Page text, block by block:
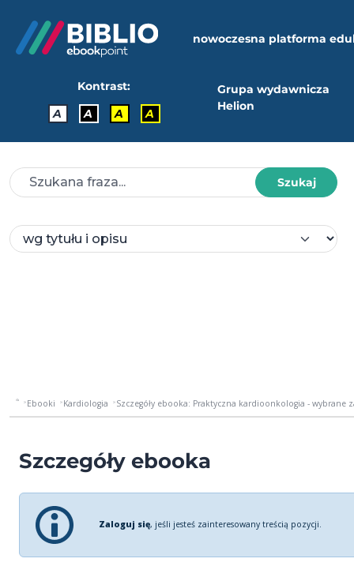
nowoczesna platforma
Kontrast:
A
A A A
Grupa wydawnicza
Helion
Szukaj
Ebooki Kardiologia Szczegóły ebooka: Praktyczna kardioonkologia - wybrane
Szczegóły ebooka
Zaloguj się, jeśli jesteś zainteresowany treścią pozycji.